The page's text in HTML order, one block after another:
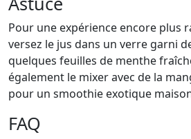
Pour une expérience encore plus
versez le jus dans un verre garni
quelques feuilles de menthe
également le mixer avec de la
pour un smoothie exotique
FAQ